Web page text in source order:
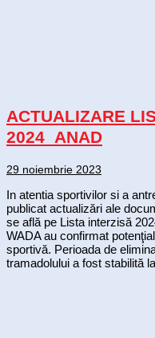
ACTUALIZARE
2024_ANAD
29 noiembrie 2023
In atentia sportivilor si a
publicat actualizări ale
se află pe Lista interzisă
WADA au confirmat
sportivă. Perioada de
tramadolului a fost stabilită